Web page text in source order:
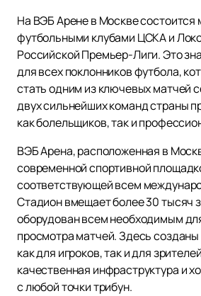
На ВЭБ Арене в Москве состоится
футбольными клубами ЦСКА и
Российской Премьер-Лиги. Это
для всех поклонников футбола,
стать одним из ключевых матчей
двух сильнейших команд страны
как болельщиков, так и
ВЭБ Арена, расположенная в
современной спортивной
соответствующей всем
Стадион вмещает более 30 тысяч
оборудован всем необходимым
просмотра матчей. Здесь
как для игроков, так и для
качественная инфраструктура и
с любой точки трибун.